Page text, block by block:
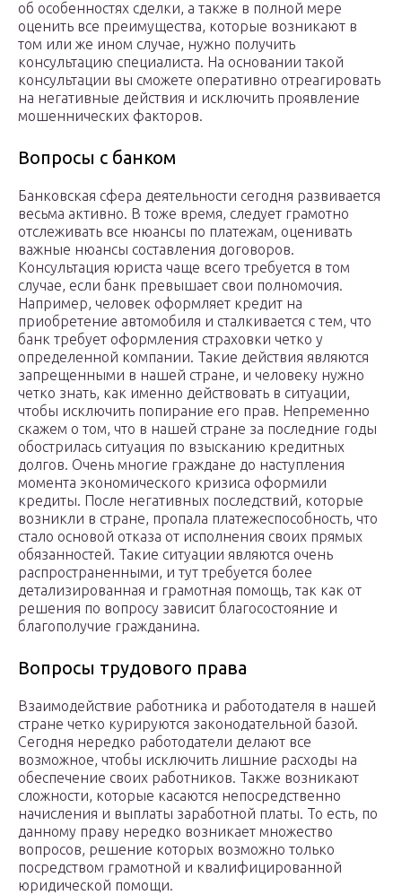
об особенностях сделки, а также в полной мере
оценить все преимущества, которые возникают в
том или же ином случае, нужно получить
консультацию специалиста. На основании такой
консультации вы сможете оперативно отреагировать
на негативные действия и исключить проявление
мошеннических факторов.
Вопросы с банком
Банковская сфера деятельности сегодня развивается
весьма активно. В тоже время, следует грамотно
отслеживать все нюансы по платежам, оценивать
важные нюансы составления договоров.
Консультация юриста чаще всего требуется в том
случае, если банк превышает свои полномочия.
Например, человек оформляет кредит на
приобретение автомобиля и сталкивается с тем, что
банк требует оформления страховки четко у
определенной компании. Такие действия являются
запрещенными в нашей стране, и человеку нужно
четко знать, как именно действовать в ситуации,
чтобы исключить попирание его прав. Непременно
скажем о том, что в нашей стране за последние годы
обострилась ситуация по взысканию кредитных
долгов. Очень многие граждане до наступления
момента экономического кризиса оформили
кредиты. После негативных последствий, которые
возникли в стране, пропала платежеспособность, что
стало основой отказа от исполнения своих прямых
обязанностей. Такие ситуации являются очень
распространенными, и тут требуется более
детализированная и грамотная помощь, так как от
решения по вопросу зависит благосостояние и
благополучие гражданина.
Вопросы трудового права
Взаимодействие работника и работодателя в нашей
стране четко курируются законодательной базой.
Сегодня нередко работодатели делают все
возможное, чтобы исключить лишние расходы на
обеспечение своих работников. Также возникают
сложности, которые касаются непосредственно
начисления и выплаты заработной платы. То есть, по
данному праву нередко возникает множество
вопросов, решение которых возможно только
посредством грамотной и квалифицированной
юридической помощи.